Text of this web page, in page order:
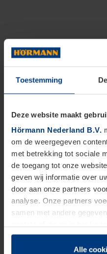
Toestemming
Deze website maakt
Hörmann Nederland B.V.
om de weergegeven
met betrekking tot sociale
de toegang tot onze
geven wij informatie over
door aan onze partners
analyse. Onze partners
samen met andere
dienstverlening hebben
Juridisch zijn wij
Alle